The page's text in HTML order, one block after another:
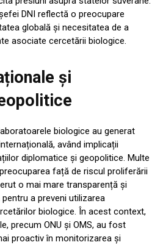
DNI reflectă o preocupare
globală și necesitatea de a
asociate cercetării biologice.
și
biologice au generat
având implicații
diplomatice și geopolitice. Multe
față de riscul proliferării
o mai mare transparență și
a preveni utilizarea
biologice. În acest context,
precum ONU și OMS, au fost
proactiv în monitorizarea și